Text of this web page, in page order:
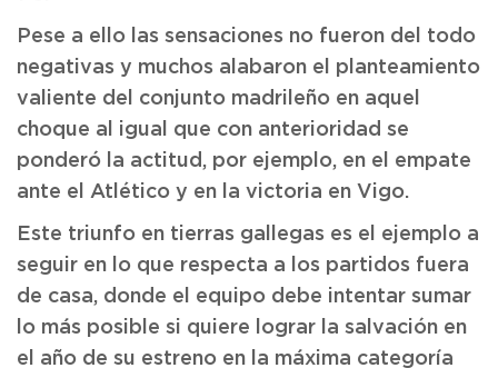
Pese a ello las sensaciones no fueron del todo
negativas y muchos alabaron el planteamiento
valiente del conjunto madrileño en aquel
choque al igual que con anterioridad se
ponderó la actitud, por ejemplo, en el empate
ante el Atlético y en la victoria en Vigo.
Este triunfo en tierras gallegas es el ejemplo a
seguir en lo que respecta a los partidos fuera
de casa, donde el equipo debe intentar sumar
lo más posible si quiere lograr la salvación en
el año de su estreno en la máxima categoría